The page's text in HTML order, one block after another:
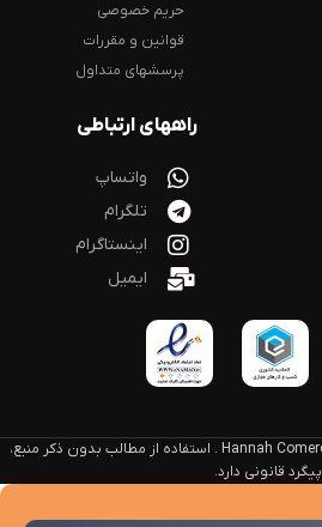
حریم خصوصی
قوانین و مقررات
پرسشهای متداول
راههای ارتباطی
واتساپ
تلگرام
اینستاگرام
ایمیل
طراحی و توسعه توسط Hannah Comercial Group . استفاده از مطالب بدون ذکر منبع،
پیگرد قانونی دارد.